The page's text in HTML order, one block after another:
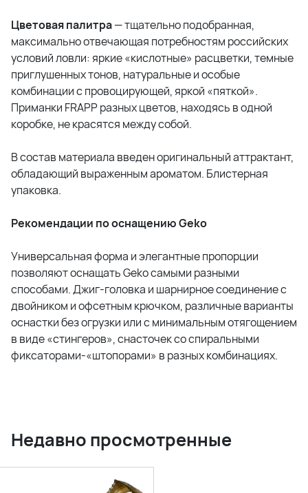
Цветовая палитра— тщательно подобранная,
максимально отвечающая потребностям российских
условий ловли: яркие «кислотные» расцветки, темные
приглушенных тонов, натуральные и особые
комбинации с провоцирующей, яркой «пяткой».
Приманки FRAPP разных цветов, находясь в одной
коробке, не красятся между собой.
В состав материала введен оригинальный аттрактант,
обладающий выраженным ароматом. Блистерная
упаковка.
Рекомендации по оснащению Geko
Универсальная форма и элегантные пропорции
позволяют оснащать Geko самыми разными
способами. Джиг-головка и шарнирное соединение с
двойником и офсетным крючком, различные варианты
оснастки без огрузки или с минимальным отягощением
в виде «стингеров», снасточек со спиральными
фиксаторами-«штопорами» в разных комбинациях.
Недавно просмотренные